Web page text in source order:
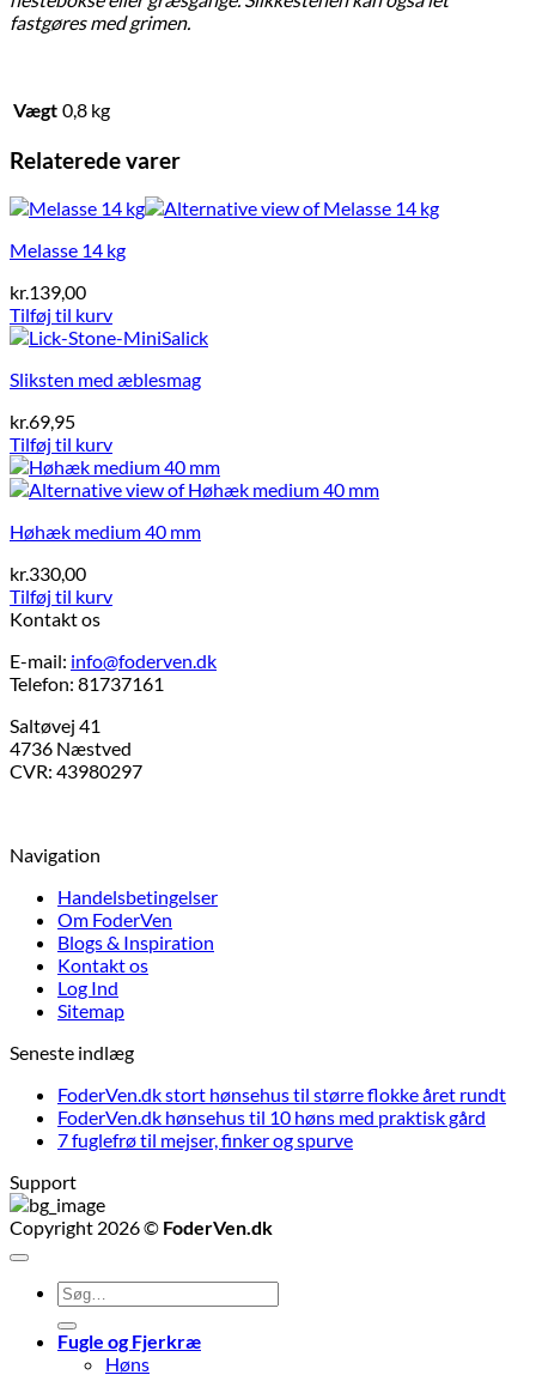
fastgøres med grimen.
Vægt 0,8 kg
Relaterede varer
Melasse 14 kg
kr.139,00
Tilføj til kurv
Sliksten med æblesmag
kr.69,95
Tilføj til kurv
Høhæk medium 40 mm
kr.330,00
Tilføj til kurv
Kontakt os
E-mail: info@foderven.dk
Telefon: 81737161
Saltøvej 41
4736 Næstved
CVR: 43980297
Navigation
Handelsbetingelser
Om FoderVen
Blogs & Inspiration
Kontakt os
Log Ind
Sitemap
Seneste indlæg
FoderVen.dk stort hønsehus til større flokke året rundt
FoderVen.dk hønsehus til 10 høns med praktisk gård
7 fuglefrø til mejser, finker og spurve
Support
Copyright 2026 © FoderVen.dk
Søg
efter:
Fugle og Fjerkræ
Høns